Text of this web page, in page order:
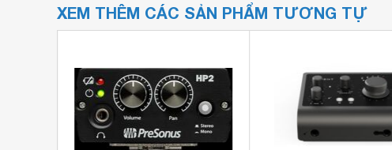
XEM THÊM CÁC SẢN PHẨM TƯƠNG TỰ